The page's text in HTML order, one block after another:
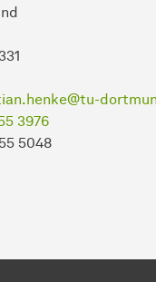
3976
5048